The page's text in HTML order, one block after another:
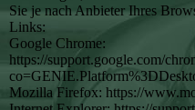
Sie je nach Anbieter Ihres
Links:
Google Chrome:
https://support.google.com/
Mozilla Firefox: https://